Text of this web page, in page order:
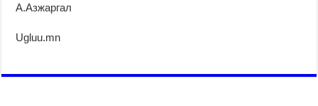
A.Aзжаргал
Ugluu.mn